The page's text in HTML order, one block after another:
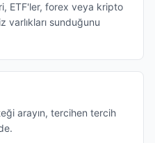
ETF'ler, forex veya kripto
sunduğunu
arayın, tercihen tercih